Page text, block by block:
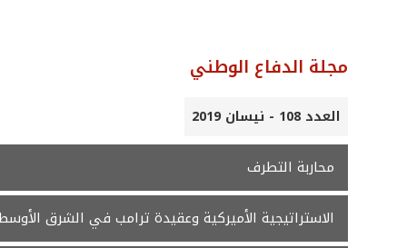
مجلة الدفاع الوطني
العدد 108 - نيسان 2019
محاربة التطرف
الاستراتيجية الأميركية وعقيدة ترامب في الشرق